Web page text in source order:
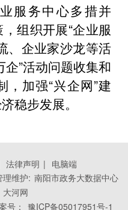
服务中心多措并
组织开展“企业服
、企业家沙龙等活
”活动问题收集和
加强“兴企网”建
稳步发展。
法律声明 | 电脑端
维护: 南阳市政务大数据中心
大河网
号： 豫ICP备05017951号-1